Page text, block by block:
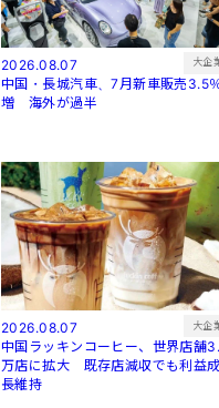
2026.08.07 大企
中国・長城汽車、7月新車販売3.5
増 海外が過半
2026.08.07 大企
中国ラッキンコーヒー、世界店舗
万店に拡大 既存店減収でも利益
長維持